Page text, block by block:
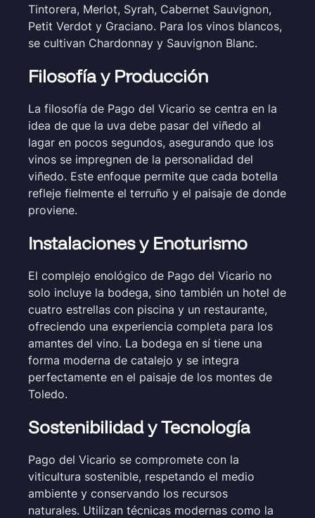
Tintorera, Merlot, Syrah, Cabernet Sauvignon,
Petit Verdot y Graciano. Para los vinos blancos,
se cultivan Chardonnay y Sauvignon Blanc.
Filosofía y Producción
La filosofía de Pago del Vicario se centra en la
idea de que la uva debe pasar del viñedo al
lagar en pocos segundos, asegurando que los
vinos se impregnen de la personalidad del
viñedo. Este enfoque permite que cada botella
refleje fielmente el terruño y el paisaje de donde
proviene.
Instalaciones y Enoturismo
El complejo enológico de Pago del Vicario no
solo incluye la bodega, sino también un hotel de
cuatro estrellas con piscina y un restaurante,
ofreciendo una experiencia completa para los
amantes del vino. La bodega en sí tiene una
forma moderna de catalejo y se integra
perfectamente en el paisaje de los montes de
Toledo.
Sostenibilidad y Tecnología
Pago del Vicario se compromete con la
viticultura sostenible, respetando el medio
ambiente y conservando los recursos
naturales. Utilizan técnicas modernas como la